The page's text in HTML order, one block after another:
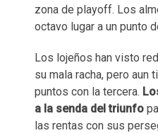
zona de playoff. Los
octavo lugar a un punto
Los lojeños han visto
su mala racha, pero aun
puntos con la tercera.
a la senda del triunfo
las rentas con sus